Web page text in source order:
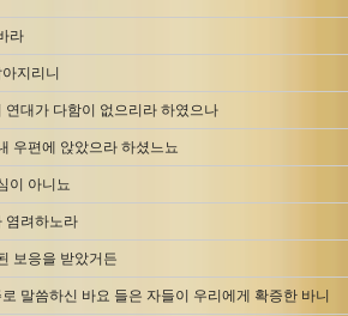
라
지리니
대가 다함이 없으리라 하였으나
우편에 앉았으라 하셨느뇨
이 아니뇨
염려하노라
보응을 받았거든
말씀하신 바요 들은 자들이 우리에게 확증한 바니